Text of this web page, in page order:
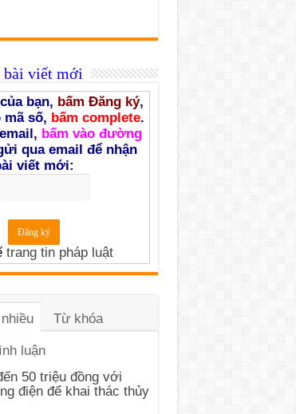
bài viết mới
bạn, bấm Đăng ký,
mã số, bấm complete.
bấm vào đường
qua email để nhận
viết mới:
trang tin pháp luật
Từ khóa
luận
50 triệu đồng với
điện để khai thác thủy